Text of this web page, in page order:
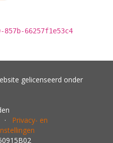
857b-66257f1e53c4
gelicenseerd onder
· Privacy- en